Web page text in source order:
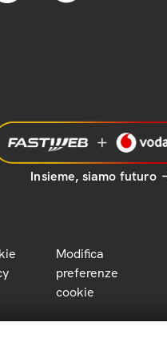
Insieme, siamo futuro
Modifica
preferenze
cookie